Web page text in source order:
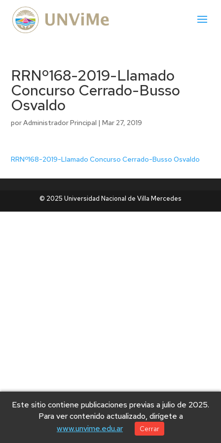
RRNº168-2019-Llamado
Concurso Cerrado-Busso
Osvaldo
porAdministrador Principal |Mar 27, 2019
RRNº168-2019-Llamado Concurso Cerrado-Busso Osvaldo
© 2025 Universidad Nacional de Villa Mercedes
Este sitio contiene publicaciones previas a julio de 2025.
Para ver contenido actualizado, dirígete a
www.unvime.edu.ar
Cerrar